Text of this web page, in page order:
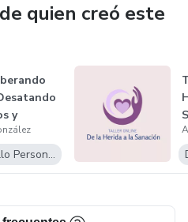
quien creó este
y
Desarrollo Personal